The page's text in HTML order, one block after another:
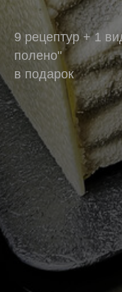
9 рецептур + 1
полено"
в подарок